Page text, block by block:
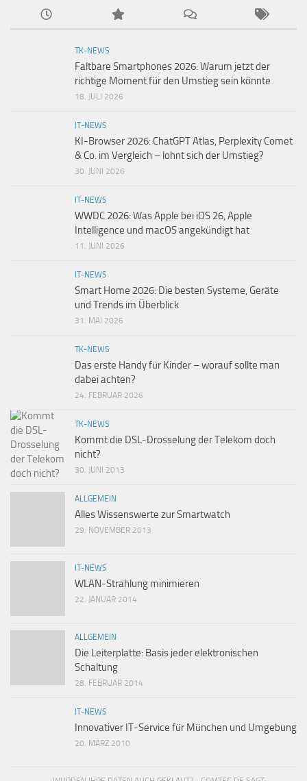
TK-NEWS
Faltbare Smartphones 2026: Warum jetzt der
richtige Moment für den Umstieg sein könnte
18. JULI 2026
IT-NEWS
KI-Browser 2026: ChatGPT Atlas, Perplexity Comet
& Co. im Vergleich – lohnt sich der Umstieg?
30. JUNI 2026
IT-NEWS
WWDC 2026: Was Apple bei iOS 26, Apple
Intelligence und macOS angekündigt hat
11. JUNI 2026
IT-NEWS
Smart Home 2026: Die besten Systeme, Geräte
und Trends im Überblick
31. MAI 2026
TK-NEWS
Das erste Handy für Kinder – worauf sollte man
dabei achten?
24. FEBRUAR 2026
TK-NEWS
Kommt die DSL-Drosselung der Telekom doch
nicht?
30. JUNI 2013
ALLGEMEIN
Alles Wissenswerte zur Smartwatch
29. NOVEMBER 2013
IT-NEWS
WLAN-Strahlung minimieren
22. JANUAR 2014
ALLGEMEIN
Die Leiterplatte: Basis jeder elektronischen
Schaltung
28. FEBRUAR 2014
IT-NEWS
Innovativer IT-Service für München und Umgebung
20. MÄRZ 2010